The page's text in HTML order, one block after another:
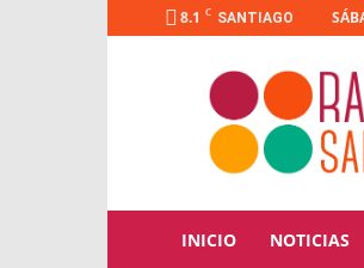
8.1 C SANTIAGO
INICIO NOTICIAS